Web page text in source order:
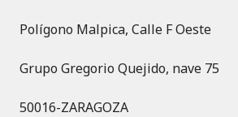
Polígono Malpica, Calle F Oeste
Grupo Gregorio Quejido, nave
50016-ZARAGOZA